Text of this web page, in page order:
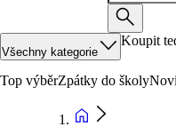
Všechny kategorie
Koupit
Top výběrZpátky do školy